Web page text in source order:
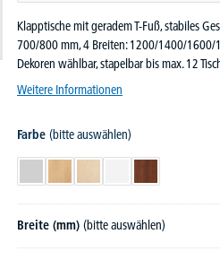
Klapptische mit geradem T-Fuß, stabiles
700/800 mm, 4 Breiten: 1200/1400/1600/
Dekoren wählbar, stapelbar bis max. 12
Weitere Informationen
Farbe (bitte auswählen)
Breite (mm) (bitte auswählen)